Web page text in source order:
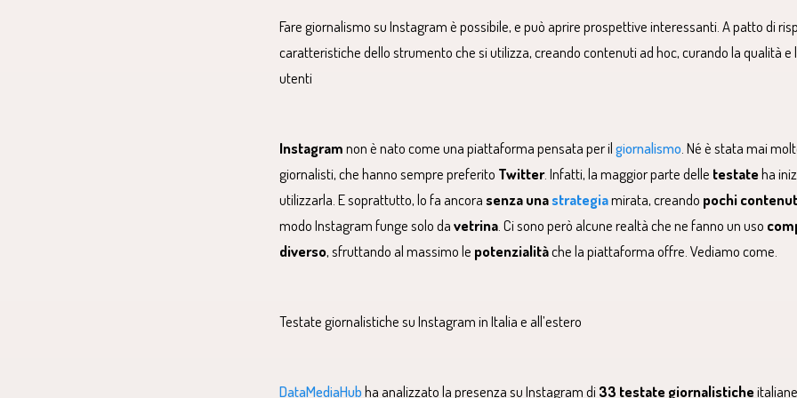
Fare giornalismo su Instagram è possibile, e può aprire prospettive interessanti. A patto di
caratteristiche dello strumento che si utilizza, creando contenuti ad hoc, curando la qualità e
utenti
Instagramnon è nato come una piattaforma pensata per ilgiornalismo . Né è stata mai
giornalisti, che hanno sempre preferito Twitter. Infatti, la maggior parte delle testateha
utilizzarla. E soprattutto, lo fa ancorasenza unastrategiamirata, creando pochi
modo Instagram funge solo davetrina . Ci sono però alcune realtà che ne fanno un uso
diverso, sfruttando al massimo le potenzialitàche la piattaforma offre. Vediamo come.
Testate giornalistiche su Instagram in Italia e all’estero
DataMediaHubha analizzato la presenza su Instagram di33 testate giornalistiche